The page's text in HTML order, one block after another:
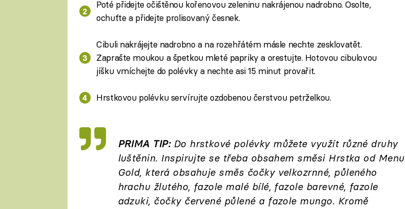
Poté přidejte očištěnou kořenovou zeleninu nakrájenou nadrobno. Osolte,
ochuťte a přidejte prolisovaný česnek.
Cibuli nakrájejte nadrobno a na rozehřátém másle nechte zesklovatět.
Zaprašte moukou a špetkou mleté papriky a orestujte. Hotovou cibulovou
jíšku vmíchejte do polévky a nechte asi 15 minut provařit.
Hrstkovou polévku servírujte ozdobenou čerstvou petrželkou.
PRIMA TIP:Do hrstkové polévky můžete využít různé druhy
luštěnin. Inspirujte se třeba obsahem směsi Hrstka od Menu
Gold, která obsahuje směs čočky velkozrnné, půleného
hrachu žlutého, fazole malé bílé, fazole barevné, fazole
adzuki, čočky červené půlené a fazole mungo. Kromě